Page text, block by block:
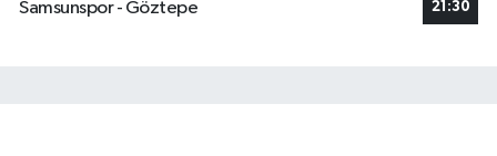
Samsunspor - Göztepe
21:30